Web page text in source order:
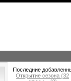
Последние
Открытие сезона (32